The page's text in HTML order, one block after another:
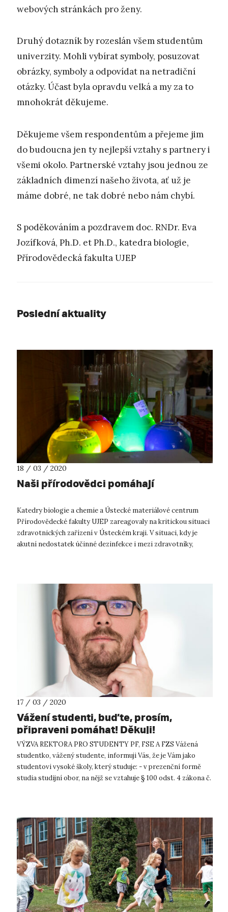
webových stránkách pro ženy.
Druhý dotazník by rozeslán všem studentům
univerzity. Mohli vybírat symboly, posuzovat
obrázky, symboly a odpovídat na netradiční
otázky. Účast byla opravdu velká a my za to
mnohokrát děkujeme.
Děkujeme všem respondentům a přejeme jim
do budoucna jen ty nejlepší vztahy s partnery i
všemi okolo. Partnerské vztahy jsou jednou ze
základních dimenzí našeho života, ať už je
máme dobré, ne tak dobré nebo nám chybí.
S poděkováním a pozdravem doc. RNDr. Eva
Jozífková, Ph.D. et Ph.D., katedra biologie,
Přírodovědecká fakulta UJEP
Poslední aktuality
18 / 03 / 2020
Naši přírodovědci pomáhají
Katedry biologie a chemie a Ústecké materiálové centrum
Přírodovědecké fakulty UJEP zareagovaly na kritickou situaci
zdravotnických zařízení v Ústeckém kraji. V situaci, kdy je
akutní nedostatek účinné dezinfekce i mezi zdravotníky,
17 / 03 / 2020
Vážení studenti, buďte, prosím,
připraveni pomáhat! Děkuji!
VÝZVA REKTORA PRO STUDENTY PF, FSE A FZS Vážená
studentko, vážený studente, informuji Vás, že je Vám jako
studentovi vysoké školy, který studuje: - v prezenční formě
studia studijní obor, na nějž se vztahuje § 100 odst. 4 zákona č.